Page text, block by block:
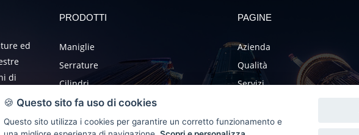
ed
di
PRODOTTI
Maniglie
Serrature
Cilindri
Accessori
Rubinetteria
PAGINE
Azienda
Qualità
Servizi
🍪 Questo sito fa uso di cookies
Questo sito utilizza i cookies per garantire un corretto funzionamento e